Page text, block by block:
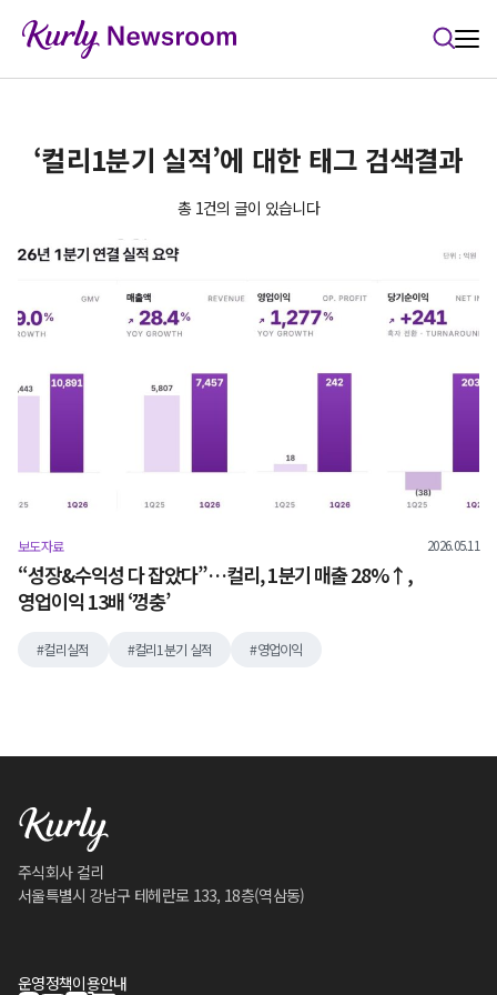
‘컬리1분기 실적’에 대한 태그 검색결과
총 1건의 글이 있습니다
보도자료 2026.05.11
“성장&수익성 다 잡았다”…컬리, 1분기 매출 28%↑,
영업이익 13배 ‘껑충’
컬리실적 컬리1분기 실적 영업이익
주식회사 컬리
서울특별시 강남구 테헤란로 133, 18층(역삼동)
운영정책이용안내